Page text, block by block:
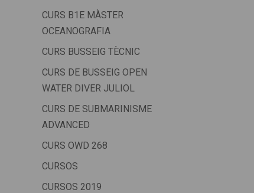
CURS B1E MÀSTER
OCEANOGRAFIA
CURS BUSSEIG TÈCNIC
CURS DE BUSSEIG OPEN
WATER DIVER JULIOL
CURS DE SUBMARINISME
ADVANCED
CURS OWD 268
CURSOS
CURSOS 2019